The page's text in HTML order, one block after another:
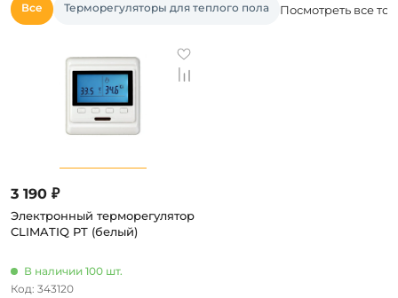
Все Терморегуляторы для теплого пола Посмотреть все
3 190 ₽
Электронный терморегулятор
CLIMATIQ PT (белый)
В наличии 100 шт.
Код: 343120